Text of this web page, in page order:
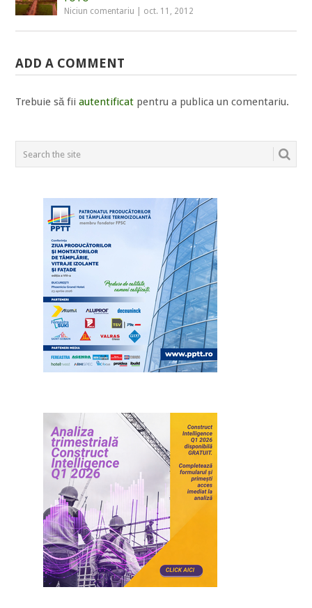
Niciun comentariu oct. 11, 2012
ADD A COMMENT
Trebuie să fiiautentificat pentru a publica un comentariu.